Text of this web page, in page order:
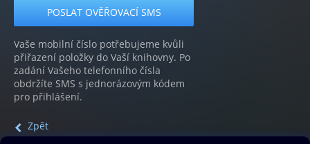
Vaše mobilní číslo potřebujeme kvůli
přiřazení položky do Vaší knihovny. Po
zadání Vašeho telefonního čísla
obdržíte SMS s jednorázovým kódem
pro přihlášení.
Zpět